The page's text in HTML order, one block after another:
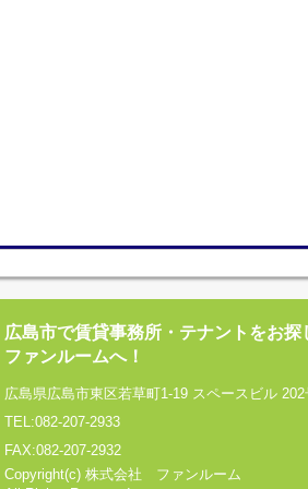
広島市で賃貸事務所・テナントをお探
ファンルームへ！
広島県広島市東区若草町1-19 スペースビル 202
TEL:082-207-2933
FAX:082-207-2932
Copyright(c) 株式会社 ファンルーム